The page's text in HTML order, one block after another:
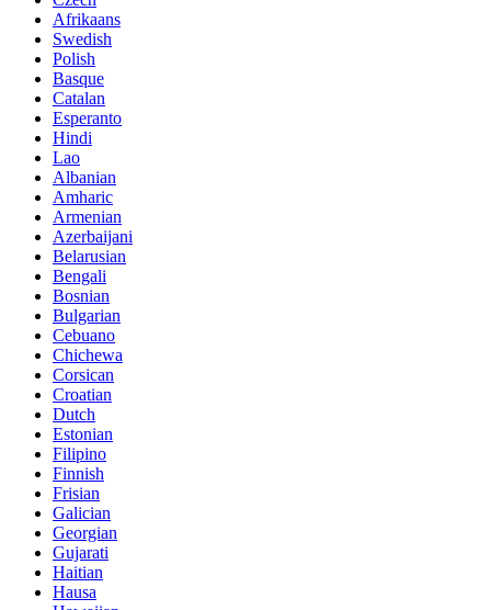
Afrikaans
Swedish
Polish
Basque
Catalan
Esperanto
Hindi
Lao
Albanian
Amharic
Armenian
Azerbaijani
Belarusian
Bengali
Bosnian
Bulgarian
Cebuano
Chichewa
Corsican
Croatian
Dutch
Estonian
Filipino
Finnish
Frisian
Galician
Georgian
Gujarati
Haitian
Hausa